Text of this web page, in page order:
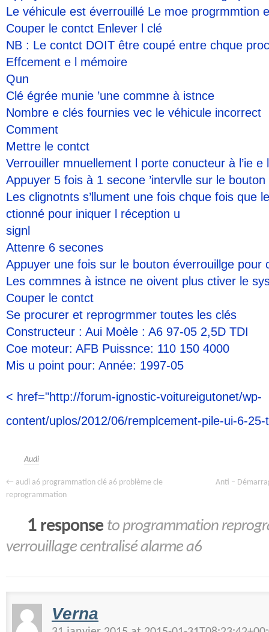
Le véhicule est éverrouillé Le moe progrmmtion
Couper le contct Enlever l clé
NB : Le contct DOIT être coupé entre chque
Effcement e l mémoire
Qun
Clé égrée munie ’une commne à istnce
Nombre e clés fournies vec le véhicule incorrect
Comment
Mettre le contct
Verrouiller mnuellement l porte conucteur à l’ie e
Appuyer 5 fois à 1 secone ’intervlle sur le
Les clignotnts s’llument une fois chque fois que
ctionné pour iniquer l réception u
signl
Attenre 6 secones
Appuyer une fois sur le bouton éverrouillge pour
Les commnes à istnce ne oivent plus ctiver le
Couper le contct
Se procurer et reprogrmmer toutes les clés
Constructeur : Aui Moèle : A6 97-05 2,5D TDI
Coe moteur: AFB Puissnce: 110 150 4000
Mis u point pour: Année: 1997-05
< href="http://forum-ignostic-voitureigutonet/wp-
content/uplos/2012/06/remplcement-pile-ui-6-25-
Audi
← audi a6 programmation clé a6 problème cle
reprogrammation
Anti –
1 response to programmation
verrouillage centralisé alarme a6
Verna